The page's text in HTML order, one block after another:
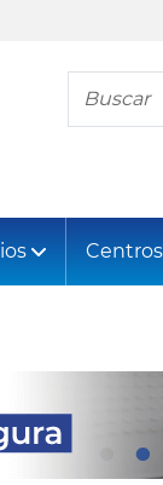
Busca
Centros